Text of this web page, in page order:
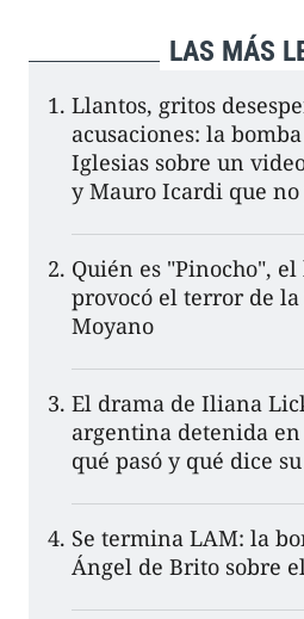
LAS MÁS
Llantos, gritos
acusaciones: la
Iglesias sobre un
y Mauro Icardi que
Quién es "Pinocho",
provocó el terror de
Moyano
El drama de Iliana
argentina detenida en
qué pasó y qué dice
Se termina LAM: la
Ángel de Brito sobre